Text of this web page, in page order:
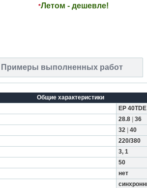
*Летом - дешевле!
Примеры выполненных работ
Общие характеристики
EP
28.8
36
32
40
220/380
3, 1
50
нет